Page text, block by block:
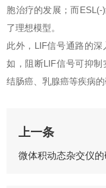
胞治疗的发展；而
了理想模型。
此外，LIF信号通路的
如，阻断LIF信号可抑
结肠癌、乳腺癌等疾病的
上一条
微体积动态杂交仪的